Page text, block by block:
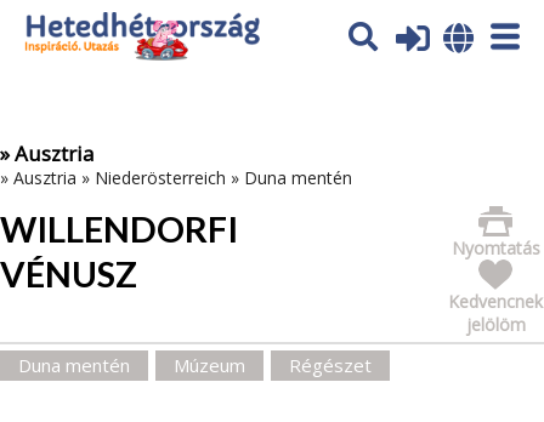
Az oldal sütiket (cookies) használ. További tájékoztatás itt:
Adatvédelmi tájékoztató
» Ausztria
» Ausztria » Niederösterreich » Duna mentén
WILLENDORFI
VÉNUSZ
Nyomtatás
Kedvencnek
jelölöm
Duna mentén Múzeum Régészet